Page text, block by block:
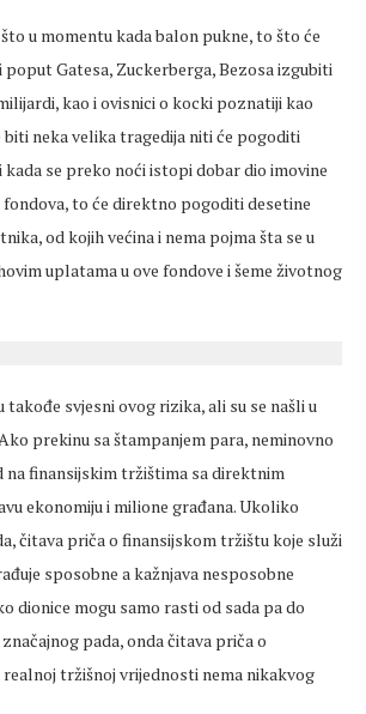
u momentu kada balon pukne, to što će
Gatesa, Zuckerberga, Bezosa izgubiti
kao i ovisnici o kocki poznatiji kao
biti neka velika tragedija niti će pogoditi
se preko noći istopi dobar dio imovine
to će direktno pogoditi desetine
od kojih većina i nema pojma šta se u
uplatama u ove fondove i šeme životnog
svjesni ovog rizika, ali su se našli u
prekinu sa štampanjem para, neminovno
na finansijskim tržištima sa direktnim
ekonomiju i milione građana. Ukoliko
čitava priča o finansijskom tržištu koje služi
sposobne a kažnjava nesposobne
dionice mogu samo rasti od sada pa do
pada, onda čitava priča o
tržišnoj vrijednosti nema nikakvog